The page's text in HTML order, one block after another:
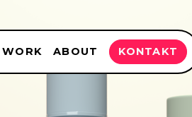
WORK ABOUT KONTAKT